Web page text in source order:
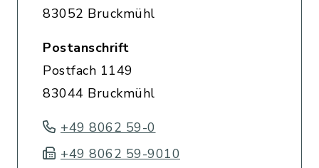
83052 Bruckmühl
Postanschrift
Postfach 1149
83044 Bruckmühl
+49 8062 59-0
+49 8062 59-9010